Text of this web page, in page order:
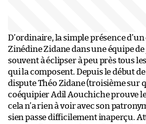
D’ordinaire, la simple présence
Zinédine Zidane dans une équipe
souvent à éclipser à peu près tous
qui la composent. Depuis le début de
dispute Théo Zidane (troisième sur
coéquipier Adil Aouchiche prouve
cela n’a rien à voir avec son
sien passe difficilement inaperçu.